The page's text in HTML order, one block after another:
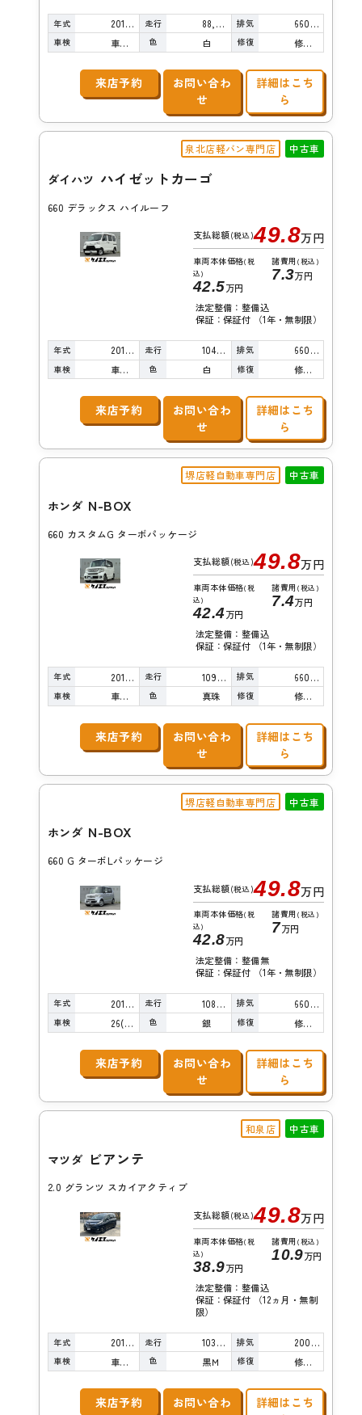
年式 2016年 走行 88,000km 排気 660cc
車検 車検整備付 色 白 修復 修復歴無し
来店予約
お問い合わ
せ
詳細はこち
ら
泉北店軽バン専門店 中古車
ダイハツ ハイゼットカーゴ
660 デラックス ハイルーフ
支払総額(税込)49.8万円
車両本体価格(税
込)
42.5万円
諸費用 (税込)
7.3万円
法定整備：整備込
保証：保証付 （1年・無制限）
年式 2018年 走行 104,000km 排気 660cc
車検 車検整備付 色 白 修復 修復歴有り
来店予約
お問い合わ
せ
詳細はこち
ら
堺店軽自動車専門店 中古車
ホンダ N-BOX
660 カスタムG ターボパッケージ
支払総額(税込)49.8万円
車両本体価格(税
込)
42.4万円
諸費用 (税込)
7.4万円
法定整備：整備込
保証：保証付 （1年・無制限）
年式 2013年 走行 109,000km 排気 660cc
車検 車検整備付 色 真珠 修復 修復歴無し
来店予約
お問い合わ
せ
詳細はこち
ら
堺店軽自動車専門店 中古車
ホンダ N-BOX
660 G ターボLパッケージ
支払総額(税込)49.8万円
車両本体価格(税
込)
42.8万円
諸費用 (税込)
7万円
法定整備：整備無
保証：保証付 （1年・無制限）
年式 2015年 走行 108,000km 排気 660cc
車検 26(R8)/10 色 銀 修復 修復歴無し
来店予約
お問い合わ
せ
詳細はこち
ら
和泉店 中古車
マツダ ビアンテ
2.0 グランツ スカイアクティブ
支払総額(税込)49.8万円
車両本体価格(税
込)
38.9万円
諸費用 (税込)
10.9万円
法定整備：整備込
保証：保証付 （12ヵ月・無制
限）
年式 2015年 走行 103,000km 排気 2000cc
車検 車検整備付 色 黒Ｍ 修復 修復歴無し
来店予約
お問い合わ
詳細はこち